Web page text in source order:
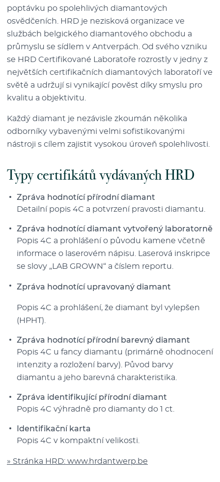
poptávku po spolehlivých diamantových
osvědčeních. HRD je nezisková organizace ve
službách belgického diamantového obchodu a
průmyslu se sídlem v Antverpách. Od svého vzniku
se HRD Certifikované Laboratoře rozrostly v jedny z
největších certifikačních diamantových laboratoří ve
světě a udržují si vynikající pověst díky smyslu pro
kvalitu a objektivitu.
Každý diamant je nezávisle zkoumán několika
odborníky vybavenými velmi sofistikovanými
nástroji s cílem zajistit vysokou úroveň spolehlivosti.
Typy certifikátů vydávaných HRD
Zpráva hodnotící přírodní diamant
Detailní popis 4C a potvrzení pravosti diamantu.
Zpráva hodnotící diamant vytvořený laboratorně
Popis 4C a prohlášení o původu kamene včetně
informace o laserovém nápisu. Laserová inskripce
se slovy „LAB GROWN“ a číslem reportu.
Zpráva hodnotící upravovaný diamant
Popis 4C a prohlášení, že diamant byl vylepšen
(HPHT).
Zpráva hodnotící přírodní barevný diamant
Popis 4C u fancy diamantu (primárně ohodnocení
intenzity a rozložení barvy). Původ barvy
diamantu a jeho barevná charakteristika.
Zpráva identifikující přírodní diamant
Popis 4C výhradně pro diamanty do 1 ct.
Identifikační karta
Popis 4C v kompaktní velikosti.
» Stránka HRD: www.hrdantwerp.be